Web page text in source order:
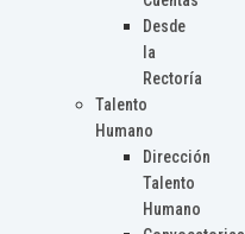
Desde
la
Rectoría
Talento
Humano
Dirección
Talento
Humano